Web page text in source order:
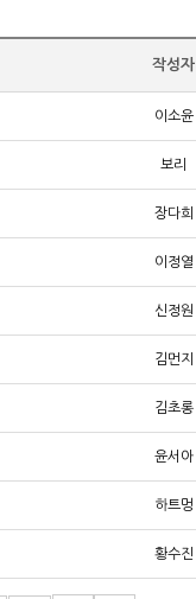
작성자
이소윤
보리
장다희
이정열
신정원
김먼지
김초롱
윤서아
하트멍
황수진